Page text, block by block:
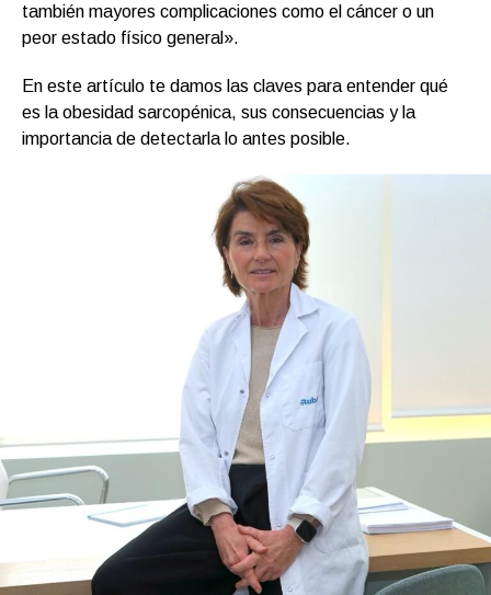
también mayores complicaciones como el cáncer o un
peor estado físico general».
En este artículo te damos las claves para entender qué
es la obesidad sarcopénica, sus consecuencias y la
importancia de detectarla lo antes posible.